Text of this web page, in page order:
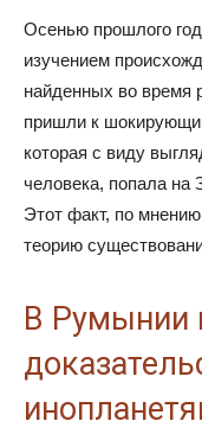
Осенью прошлого
изучением
найденных во время
пришли к
которая с виду
человека, попала на
Этот факт, по
теорию
В Румынии